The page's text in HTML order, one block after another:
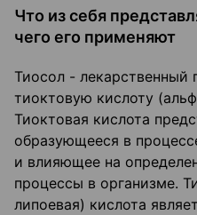
Что из себя
чего его применяют
Тиосол - лекарственный
тиоктовую кислоту
Тиоктовая кислота
образующееся в
и влияющее на
процессы в организме.
липоевая) кислота